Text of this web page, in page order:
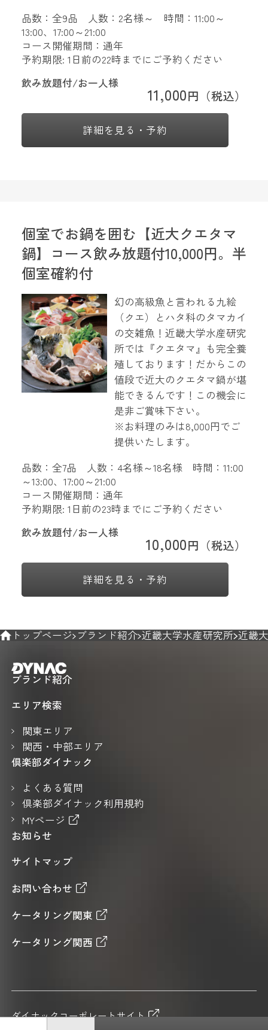
飲み放題付/お一人様
11,000円（税込）
品数：全9品 人数：2名様～ 時間：11:00～
13:00、17:00～21:00
コース開催期間：通年
予約期限: 1日前の22時までにご予約ください
詳細を見る・予約
飲み放題付/お一人様
10,000円（税込）
個室でお鍋を囲む【近大クエタマ
鍋】コース飲み放題付10,000円。半
個室確約付
幻の高級魚と言われる九絵
（クエ）とハタ科のタマカイ
の交雑魚！近畿大学水産研究
所では『クエタマ』も完全養
殖しております！だからこの
値段で近大のクエタマ鍋が堪
能できるんです！この機会に
是非ご賞味下さい。
※お料理のみは8,000円でご
提供いたします。
品数：全7品 人数：4名様～18名様 時間：11:00
～13:00、17:00～21:00
コース開催期間：通年
予約期限: 1日前の23時までにご予約ください
詳細を見る・予約
トップページ ブランド紹介 近畿大学水産研究所 近畿
ブランド紹介
エリア検索
関東エリア
関西・中部エリア
倶楽部ダイナック
よくある質問
倶楽部ダイナック利用規約
MYページ
お知らせ
サイトマップ
お問い合わせ
ケータリング関東
ケータリング関西
ダイナックコーポレートサイト